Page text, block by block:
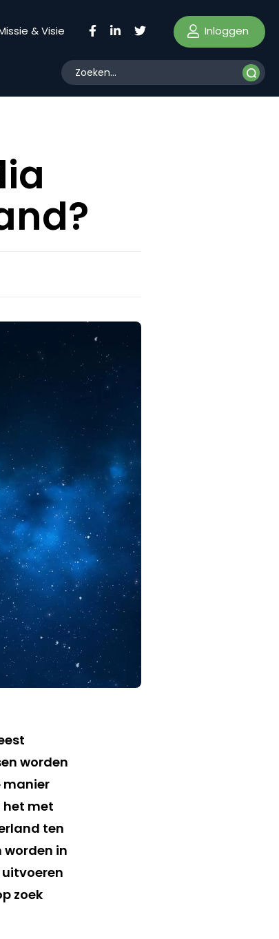
& Visie Inloggen
worden
manier
het met
ten
worden in
zoek